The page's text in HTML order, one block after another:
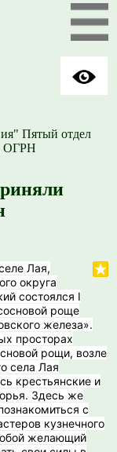
Пятый отдел
ОГРН
Лая,
округа
состоялся I
роще
железа».
просторах
рощи, возле
села Лая
крестьянские и
Здесь же
с
кузнечного
желающий